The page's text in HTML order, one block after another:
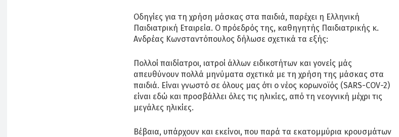
Οδηγίες για τη χρήση μάσκας στα παιδιά, παρέχει η Ελληνική
Παιδιατρική Εταιρεία. Ο πρόεδρός της, καθηγητής Παιδιατρικής κ.
Ανδρέας Κωνσταντόπουλος δήλωσε σχετικά τα εξής:
Πολλοί παιδίατροι, ιατροί άλλων ειδικοτήτων και γονείς μάς
απευθύνουν πολλά μηνύματα σχετικά με τη χρήση της μάσκας στα
παιδιά. Είναι γνωστό σε όλους μας ότι ο νέος κορωνοϊός (SARS-COV-2)
είναι εδώ και προσβάλλει όλες τις ηλικίες, από τη νεογνική μέχρι τις
μεγάλες ηλικίες.
Βέβαια, υπάρχουν και εκείνοι, που παρά τα εκατομμύρια κρουσμάτων